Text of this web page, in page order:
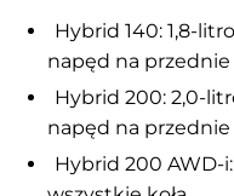
Hybrid 140: 1,8-
napęd na przednie
Hybrid 200: 2,0-
napęd na przednie
Hybrid 200 AWD-